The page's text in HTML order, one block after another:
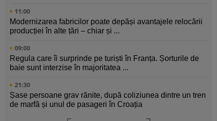
11:00
Modernizarea fabricilor poate depăși avantajele relocării
producției în alte țări – chiar și ...
09:00
Regula care îi surprinde pe turiști în Franța. Șorturile de
baie sunt interzise în majoritatea ...
21:30
Șase persoane grav rănite, după coliziunea dintre un tren
de marfă și unul de pasageri în Croația